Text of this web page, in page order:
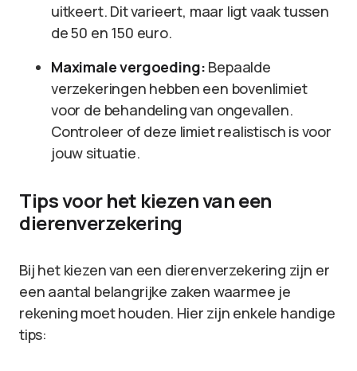
uitkeert. Dit varieert, maar ligt vaak tussen
de 50 en 150 euro.
Maximale vergoeding: Bepaalde
verzekeringen hebben een bovenlimiet
voor de behandeling van ongevallen.
Controleer of deze limiet realistisch is voor
jouw situatie.
Tips voor het kiezen van een
dierenverzekering
Bij het kiezen van een dierenverzekering zijn er
een aantal belangrijke zaken waarmee je
rekening moet houden. Hier zijn enkele handige
tips: